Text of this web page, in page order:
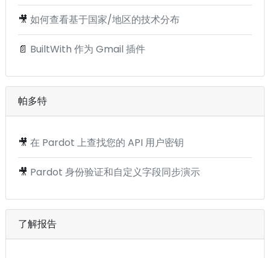
🎥 如何查看基于国家/地区的技术分布
📄 BuiltWith 作为 Gmail 插件
帕多特
🎥 在 Pardot 上查找您的 API 用户密钥
🎥 Pardot 身份验证和自定义字段同步演示
了解报告